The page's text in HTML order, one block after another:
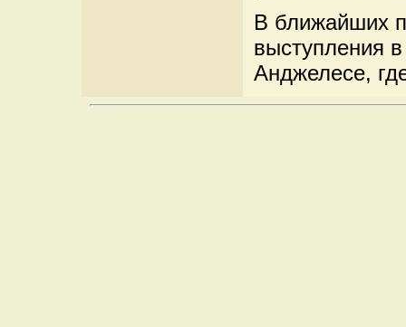
В ближайших
выступления
Анджелесе,